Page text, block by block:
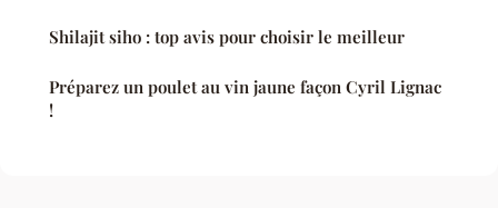
Shilajit siho : top avis pour choisir le meilleur
Préparez un poulet au vin jaune façon Cyril Lignac
!